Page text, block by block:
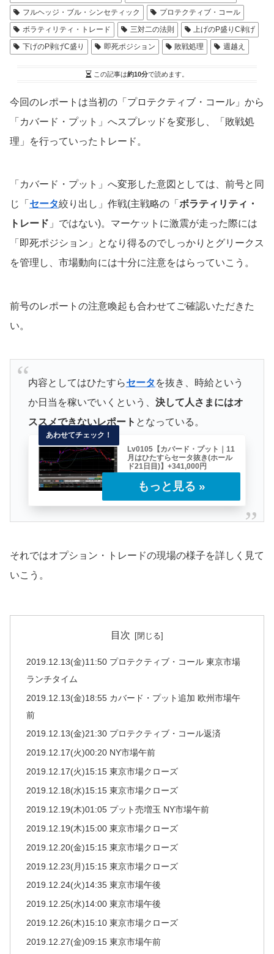
フルヘッジ・ブル・シンセティック
プロテクティブ・コール
ボラティリティ・トレード
三対二の法則
上げのP盛りC剥げ
下げのP剥げC盛り
即死ポジション 敗戦処理 週越え
この記事は約10分で読めます。
今回のレポートは当初の「プロテクティブ・コール」から
「カバード・プット」へスプレッドを変形し、「敗戦処
理」を行っていったトレード。
「カバード・プット」へ変形した意図としては、前号と同
じ「 セータ絞り出し」作戦(主戦略の「 ボラティリティ・
トレード 」ではない)。マーケットに激震が走った際には
「即死ポジション」となり得るのでしっかりとグリークス
を管理し、市場動向には十分に注意をはらっていこう。
前号のレポートの注意喚起も合わせてご確認いただきた
い。
内容としてはひたすらセータ を抜き、時給という
か日当を稼いでいくという、 決して人さまにはオ
ススメできないレポート となっている。
Lv0105【カバード・プット｜11
月はひたすらセータ抜き(ホール
ド21日目)】+341,000円
っていたわけではない)、11月ギリSQ
の通過後に「カ……
それではオプション・トレードの現場の様子を詳しく見て
いこう。
目次
2019.12.13(金)11:50 プロテクティブ・コール 東京市場
ランチタイム
2019.12.13(金)18:55 カバード・プット追加 欧州市場午
前
2019.12.13(金)21:30 プロテクティブ・コール返済
2019.12.17(火)00:20 NY市場午前
2019.12.17(火)15:15 東京市場クローズ
2019.12.18(水)15:15 東京市場クローズ
2019.12.19(木)01:05 プット売増玉 NY市場午前
2019.12.19(木)15:00 東京市場クローズ
2019.12.20(金)15:15 東京市場クローズ
2019.12.23(月)15:15 東京市場クローズ
2019.12.24(火)14:35 東京市場午後
2019.12.25(水)14:00 東京市場午後
2019.12.26(木)15:10 東京市場クローズ
2019.12.27(金)09:15 東京市場午前